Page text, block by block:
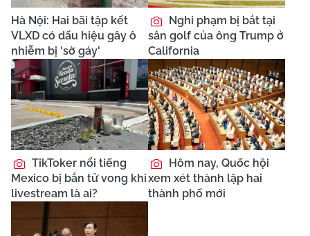
Hà Nội: Hai bãi tập kết
VLXD có dấu hiệu gây ô
nhiễm bị 'sờ gáy'
Nghi phạm bị bắt tại
sân golf của ông Trump ở
California
TikToker nổi tiếng
Mexico bị bắn tử vong khi
livestream là ai?
Hôm nay, Quốc hội
xem xét thành lập hai
thành phố mới